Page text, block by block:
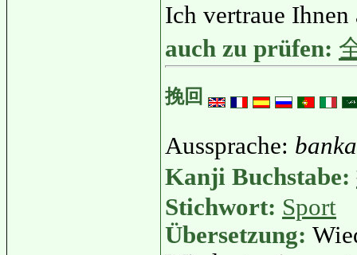
Ich vertraue
auch zu prüfen:
挽回
Aussprache:
Kanji Buchstabe:
Stichwort: Sport
Übersetzung: